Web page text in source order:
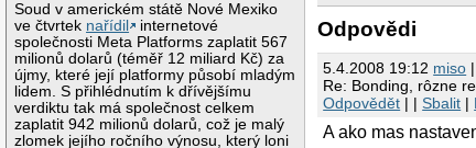
Soud v americkém státě Nové Mexiko
ve čtvrtek nařídil
internetové
společnosti Meta Platforms zaplatit 567
milionů dolarů (téměř 12 miliard Kč) za
újmy, které její platformy působí mladým
lidem. S přihlédnutím k dřívějšímu
verdiktu tak má společnost celkem
zaplatit 942 milionů dolarů, což je malý
zlomek jejího ročního výnosu, který loni
Odpovědi
5.4.2008 19:12 miso
Re: Bonding, rôzne
Odpovědět | |Sbalit |
A ako mas